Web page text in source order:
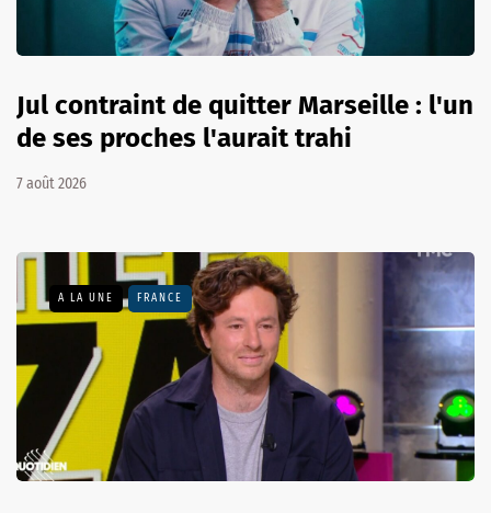
Jul contraint de quitter Marseille : l'un
de ses proches l'aurait trahi
7 août 2026
A LA UNE FRANCE